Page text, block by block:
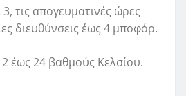
τις απογευματινές ώρες
διευθύνσεις έως 4 μποφόρ.
έως 24 βαθμούς Κελσίου.